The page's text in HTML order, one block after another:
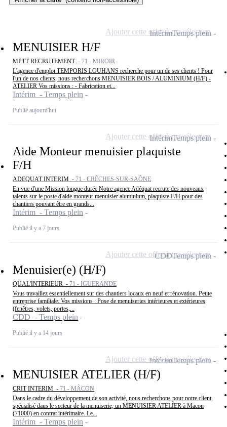
MENUISIER H/F
MPTT RECRUTEMENT - 71 - MIROIR
L'agence d'emploi TEMPORIS LOUHANS recherche pour un de ses clients ! Pour
l'un de nos clients, nous recherchons MENUISIER BOIS / ALUMINIUM (H/F) -
ATELIER Vos missions : - Fabrication et...
Intérim - Temps plein
Publié aujourd'hui
IntérimTemps plein
Ajouter cette offre à ma sélection
Aide Monteur menuisier plaquiste
F/H
ADEQUAT INTERIM - 71 - CRÊCHES-SUR-SAÔNE
En vue d'une Mission longue durée Notre agence Adéquat recrute des nouveaux
talents sur le poste d'aide monteur menuisier aluminium, plaquiste F/H pour des
chantiers pouvant être en grands...
Intérim - Temps plein
Publié il y a 7 jours
IntérimTemps plein
Ajouter cette offre à ma sélection
Menuisier(e) (H/F)
QUAL'INTERIEUR - 71 - IGUERANDE
Vous travaillez essentiellement sur des chantiers locaux en neuf et rénovation. Petite
entreprise familiale. Vos missions : Pose de menuiseries intérieures et extérieures
(fenêtres, volets, portes,...
CDD - Temps plein
Publié il y a 14 jours
CDDTemps plein
Ajouter cette offre à ma sélection
MENUISIER ATELIER (H/F)
CRIT INTERIM - 71 - MÂCON
Dans le cadre du développement de son activité, nous recherchons pour notre client,
spécialisé dans le secteur de la menuiserie, un MENUISIER ATELIER à Macon
(71000) en contrat intérimaire. Le...
Intérim - Temps plein
IntérimTemps plein
Ajouter cette offre à ma sélection